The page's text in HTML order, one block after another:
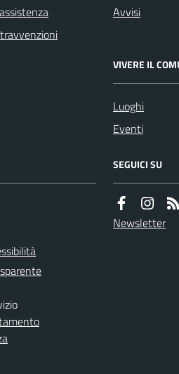
Avvisi
VIVERE IL
Luoghi
Eventi
SEGUICI SU
Newsletter